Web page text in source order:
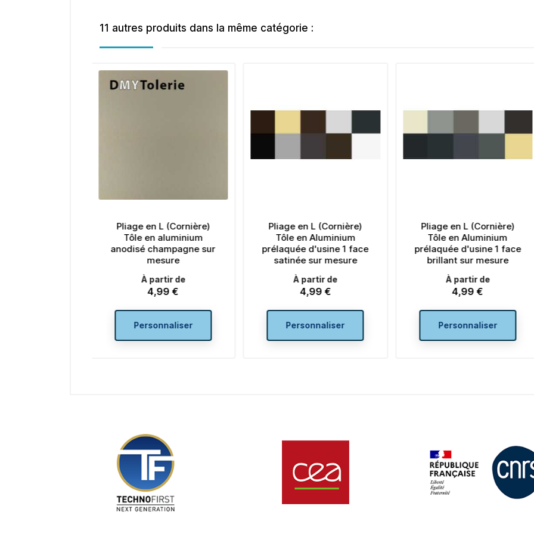
11 autres produits dans la même catégorie :
Pliage en L (Cornière)
Tôle en Aluminium
prélaquée d'usine 1 face
satinée sur mesure
À partir de
Prix
4,99 €
Personnaliser
Pliage en L (Cornière)
Tôle en Aluminium
prélaquée d'usine 1 face
brillant sur mesure
À partir de
Prix
4,99 €
Personnaliser
Pliage en L (Cornière)
Tôle en Aluminium striée
Grain de riz sur mesure
Prix
4,99 €
Ajouter au panier